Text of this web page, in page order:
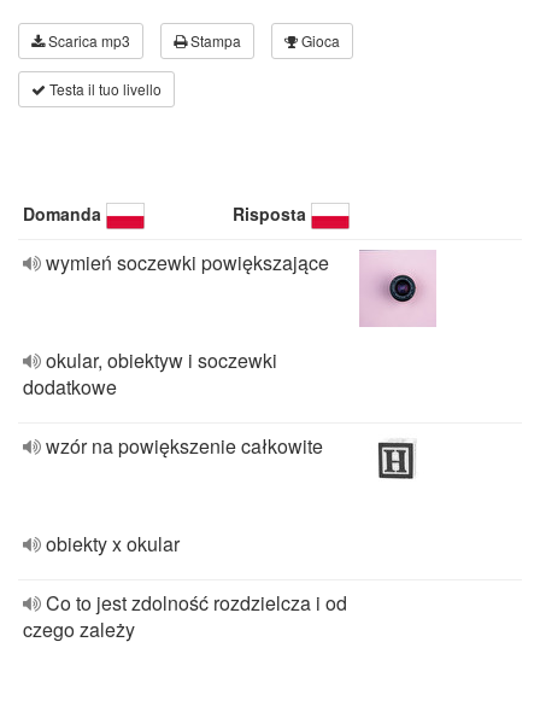
Scarica mp3 Stampa Gioca
Testa il tuo livello
Domanda Risposta
wymień soczewki powiększające
okular, obiektyw i soczewki
dodatkowe
wzór na powiększenie całkowite
obiekty x okular
Co to jest zdolność rozdzielcza i od
czego zależy